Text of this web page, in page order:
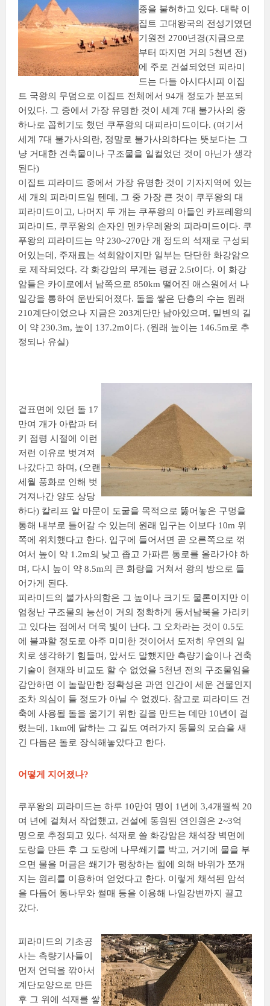
종을 불허하고 있다. 대략 이
집트 고대왕국의 전성기였던
기원전 2700년경(지금으로
부터 따지면 거의 5천년 전)
에 주로 건설되었던 피라미
드는 다들 아시다시피 이집
트 국왕의 무덤으로 이집트 전체에서 94개 정도가 분포되
어있다. 그 중에서 가장 유명한 것이 세계 7대 불가사의 중
하나로 꼽히기도 했던 쿠푸왕의 대피라미드이다. (여기서
세계 7대 불가사의란, 정말로 불가사의하다는 뜻보다는 그
냥 거대한 건축물이나 구조물을 일컬었던 것이 아닌가 생각
된다)
이집트 피라미드 중에서 가장 유명한 것이 기자지역에 있는
세 개의 피라미드일 텐데, 그 중 가장 큰 것이 쿠푸왕의 대
피라미드이고, 나머지 두 개는 쿠푸왕의 아들인 카프레왕의
피라미드, 쿠푸왕의 손자인 멘카우레왕의 피라미드이다. 쿠
푸왕의 피라미드는 약 230~270만 개 정도의 석재로 구성되
어있는데, 주재료는 석회암이지만 일부는 단단한 화강암으
로 제작되었다. 각 화강암의 무게는 평균 2.5t이다. 이 화강
암들은 카이로에서 남쪽으로 850km 떨어진 애스원에서 나
일강을 통하여 운반되어졌다. 돌을 쌓은 단층의 수는 원래
210계단이었으나 지금은 203계단만 남아있으며, 밑변의 길
이 약 230.3m, 높이 137.2m이다. (원래 높이는 146.5m로 추
정되나 유실)
겉표면에 있던 돌 17
만여 개가 아랍과 터
키 점령 시절에 이런
저런 이유로 벗겨져
나갔다고 하며, (오랜
세월 풍화로 인해 벗
겨져나간 양도 상당
하다) 칼리프 알 마문이 도굴을 목적으로 뚫어놓은 구멍을
통해 내부로 들어갈 수 있는데 원래 입구는 이보다 10m 위
쪽에 위치했다고 한다. 입구에 들어서면 곧 오른쪽으로 꺾
여서 높이 약 1.2m의 낮고 좁고 가파른 통로를 올라가야 하
며, 다시 높이 약 8.5m의 큰 화랑을 거쳐서 왕의 방으로 들
어가게 된다.
피라미드의 불가사의함은 그 높이나 크기도 물론이지만 이
엄청난 구조물의 능선이 거의 정확하게 동서남북을 가리키
고 있다는 점에서 더욱 빛이 난다. 그 오차라는 것이 0.5도
에 불과할 정도로 아주 미미한 것이어서 도저히 우연의 일
치로 생각하기 힘들며, 앞서도 말했지만 측량기술이나 건축
기술이 현재와 비교도 할 수 없었을 5천년 전의 구조물임을
감안하면 이 놀랄만한 정확성은 과연 인간이 세운 건물인지
조차 의심이 들 정도가 아닐 수 없겠다. 참고로 피라미드 건
축에 사용될 돌을 옮기기 위한 길을 만드는 데만 10년이 걸
렸는데, 1km에 달하는 그 길도 여러가지 동물의 모습을 새
긴 다듬은 돌로 장식해놓았다고 한다.
어떻게 지어졌나?
쿠푸왕의 피라미드는 하루 10만여 명이 1년에 3,4개월씩 20
여 년에 걸쳐서 작업했고, 건설에 동원된 연인원은 2~3억
명으로 추정되고 있다. 석재로 쓸 화강암은 채석장 벽면에
도랑을 만든 후 그 도랑에 나무쐐기를 박고, 거기에 물을 부
으면 물을 머금은 쐐기가 팽창하는 힘에 의해 바위가 쪼개
지는 원리를 이용하여 얻었다고 한다. 이렇게 채석된 암석
을 다듬어 통나무와 썰매 등을 이용해 나일강변까지 끌고
갔다.
피라미드의 기초공
사는 측량기사들이
먼저 언덕을 깎아서
계단모양으로 만든
후 그 위에 석재를 쌓